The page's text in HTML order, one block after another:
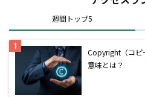
週間トップ5
Copyright（コピ
意味とは？